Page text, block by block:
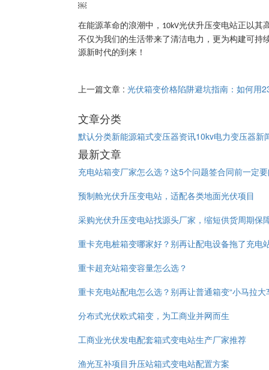
￼
在能源革命的浪潮中， 10kV光伏升压变电站正以其
不仅为我们的生活带来了清洁电力，更为构建可持
源新时代的到来！
上一篇文章 : 光伏箱变价格陷阱避坑指南：如何用
文章分类
默认分类新能源箱式变压器资讯10kv电力变压器新
最新文章
充电站箱变厂家怎么选？这5个问题签合同前一定
预制舱光伏升压变电站，适配各类地面光伏项目
采购光伏升压变电站找源头厂家，缩短供货周期保
重卡充电桩箱变哪家好？别再让配电设备拖了充电
重卡超充站箱变容量怎么选？
重卡充电站配电怎么选？别再让普通箱变“小马拉大
分布式光伏欧式箱变，为工商业并网而生
工商业光伏发电配套箱式变电站生产厂家推荐
渔光互补项目升压站箱式变电站配置方案